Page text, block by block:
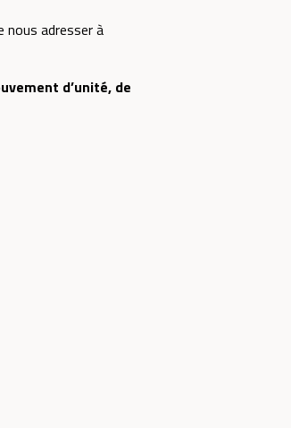
nous adresser à
d’unité, de